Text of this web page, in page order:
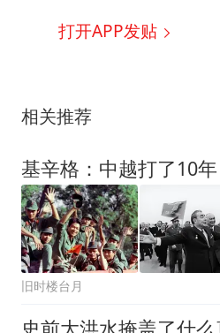
打开APP发贴
相关推荐
旧时楼台月